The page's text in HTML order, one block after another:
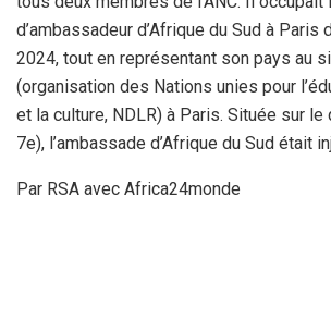
d’ambassadeur d’Afrique du Sud à
2024, tout en représentant son pays au
(organisation des Nations unies pour
et la culture, NDLR) à Paris. Située sur le
7e), l’ambassade d’Afrique du Sud était
Par RSA avec Africa24monde